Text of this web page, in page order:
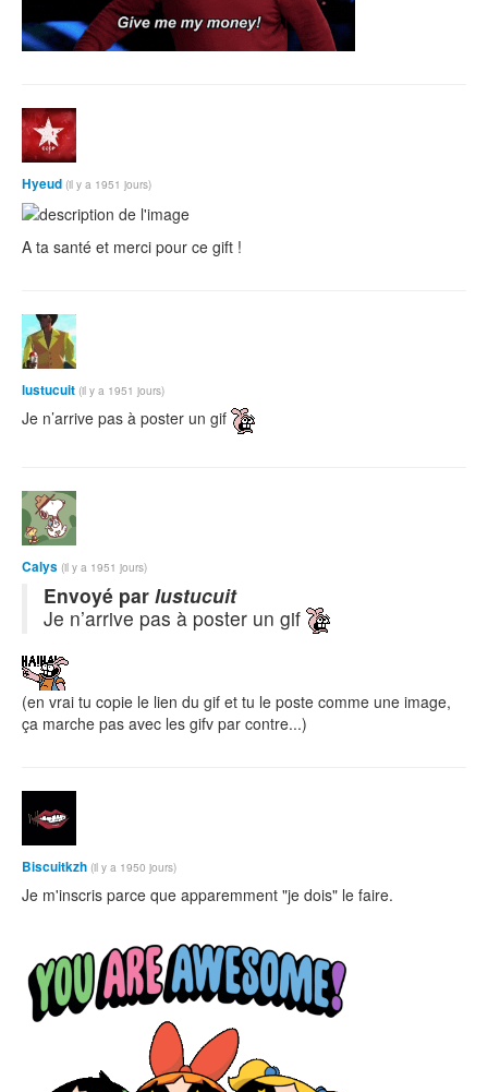
Hyeud (il y a 1951 jours)
A ta santé et merci pour ce gift !
lustucuit (il y a 1951 jours)
Je n’arrive pas à poster un gif
Calys (il y a 1951 jours)
Envoyé par lustucuit
Je n’arrive pas à poster un gif
(en vrai tu copie le lien du gif et tu le poste comme une image,
ça marche pas avec les gifv par contre...)
Biscuitkzh (il y a 1950 jours)
Je m'inscris parce que apparemment "je dois" le faire.